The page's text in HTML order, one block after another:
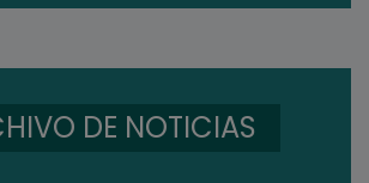
DE NOTICIAS